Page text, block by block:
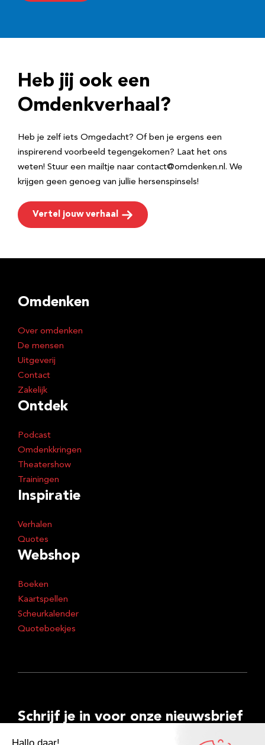
r
e
Heb jij ook een
Omdenkverhaal?
Heb je zelf iets Omgedacht? Of ben je ergens een
inspirerend voorbeeld tegengekomen? Laat het ons
weten! Stuur een mailtje naar contact@omdenken.nl. We
krijgen geen genoeg van jullie hersenspinsels!
Vertel jouw verhaal
Omdenken
Over omdenken
De mensen
Uitgeverij
Contact
Zakelijk
Ontdek
Podcast
Omdenkkringen
Theatershow
Trainingen
Inspiratie
Verhalen
Quotes
Webshop
Boeken
Kaartspellen
Scheurkalender
Quoteboekjes
Schrijf je in voor onze nieuwsbrief